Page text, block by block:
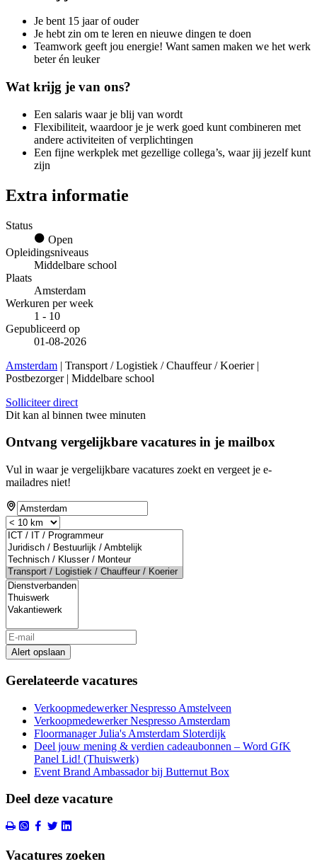
Je bent 15 jaar of ouder
Je hebt zin om te leren en nieuwe dingen te doen
Teamwork geeft jou energie! Want samen maken we het werk
beter én leuker
Wat krijg je van ons?
Een salaris waar je blij van wordt
Flexibiliteit, waardoor je je werk goed kunt combineren met
andere activiteiten of verplichtingen
Een fijne werkplek met gezellige collega’s, waar jij jezelf kunt
zijn
Extra informatie
Status
Open
Opleidingsniveaus
Middelbare school
Plaats
Amsterdam
Werkuren per week
1 - 10
Gepubliceerd op
01-08-2026
Amsterdam | Transport / Logistiek / Chauffeur / Koerier |
Postbezorger | Middelbare school
Solliciteer direct
Dit kan al binnen twee minuten
Ontvang vergelijkbare vacatures in je mailbox
Vul in waar je vergelijkbare vacatures zoekt en vergeet je e-
mailadres niet!
Alert opslaan
Gerelateerde vacatures
Verkoopmedewerker Nespresso Amstelveen
Verkoopmedewerker Nespresso Amsterdam
Floormanager Julia's Amsterdam Sloterdijk
Deel jouw mening & verdien cadeaubonnen – Word GfK
Panel Lid! (Thuiswerk)
Event Brand Ambassador bij Butternut Box
Deel deze vacature
Vacatures zoeken